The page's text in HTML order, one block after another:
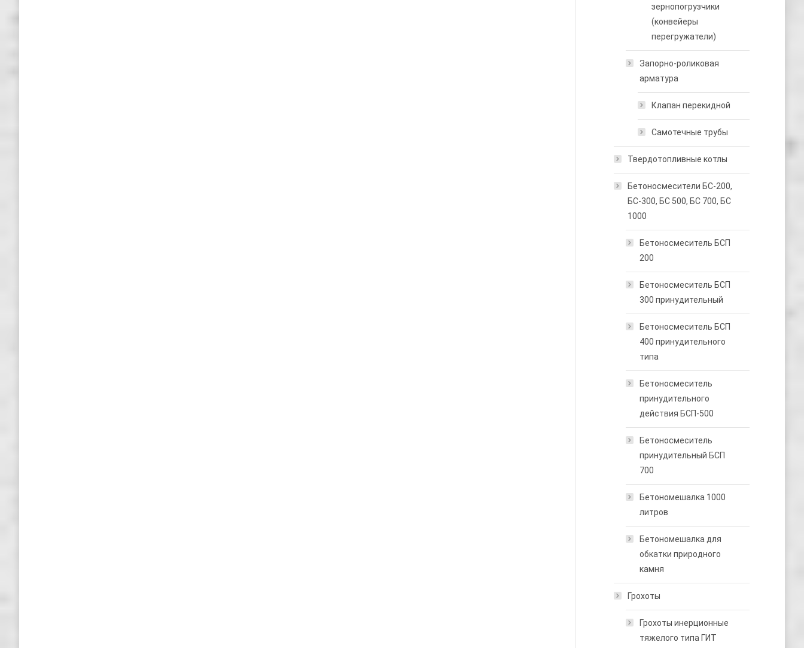
зернопогрузчики
(конвейеры
перегружатели)
Запорно-роликовая
арматура
Клапан перекидной
Самотечные трубы
Твердотопливные котлы
Бетоносмесители БС-200,
БС-300, БС 500, БС 700, БС
1000
Бетоносмеситель БСП
200
Бетоносмеситель БСП
300 принудительный
Бетоносмеситель БСП
400 принудительного
типа
Бетоносмеситель
принудительного
действия БСП-500
Бетоносмеситель
принудительный БСП
700
Бетономешалка 1000
литров
Бетономешалка для
обкатки природного
камня
Грохоты
Грохоты инерционные
тяжелого типа ГИТ